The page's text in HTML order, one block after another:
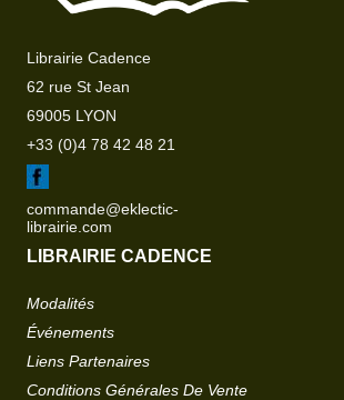
Librairie Cadence
62 rue St Jean
69005 LYON
+33 (0)4 78 42 48 21
commande@eklectic-
librairie.com
LIBRAIRIE CADENCE
Modalités
Événements
Liens Partenaires
Conditions Générales De Vente